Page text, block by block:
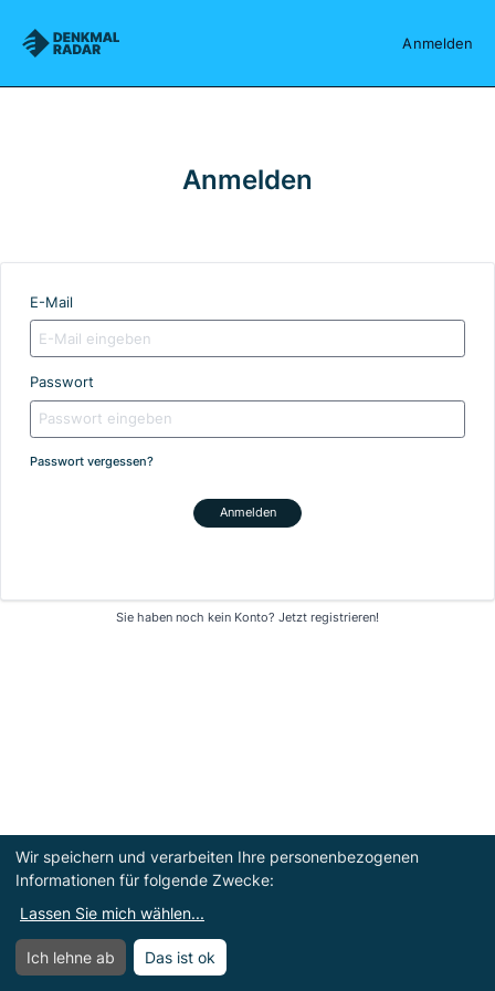
Denkmalradar Anmelden
Menü öffnen
Anmelden
E-Mail
Passwort
Passwort vergessen?
Anmelden
Sie haben noch kein Konto? Jetzt registrieren!
Wir speichern und verarbeiten Ihre personenbezogenen
Informationen für folgende Zwecke:
Lassen Sie mich wählen...
Ich lehne ab Das ist ok